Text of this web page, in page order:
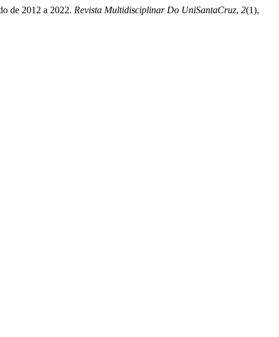
de 2012 a 2022. Revista Multidisciplinar Do UniSantaCruz, 2(1),